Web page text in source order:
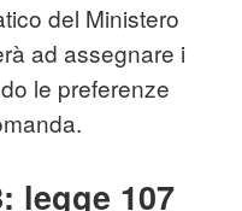
del Ministero
ad assegnare i
le preferenze
legge 107